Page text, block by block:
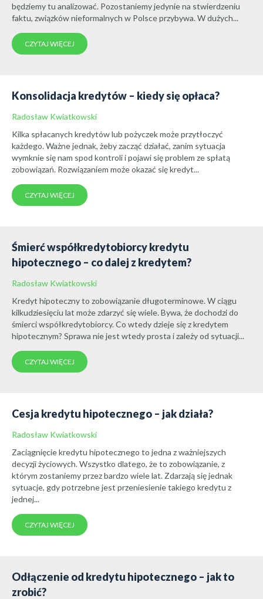
będziemy tu analizować. Pozostaniemy jedynie na stwierdzeniu
faktu, związków nieformalnych w Polsce przybywa. W dużych...
CZYTAJ WIĘCEJ
Konsolidacja kredytów – kiedy się opłaca?
Radosław Kwiatkowski
Kilka spłacanych kredytów lub pożyczek może przytłoczyć
każdego. Ważne jednak, żeby zacząć działać, zanim sytuacja
wymknie się nam spod kontroli i pojawi się problem ze spłatą
zobowiązań. Rozwiązaniem może okazać się kredyt...
CZYTAJ WIĘCEJ
Śmierć współkredytobiorcy kredytu
hipotecznego – co dalej z kredytem?
Radosław Kwiatkowski
Kredyt hipoteczny to zobowiązanie długoterminowe. W ciągu
kilkudziesięciu lat może zdarzyć się wiele. Bywa, że dochodzi do
śmierci współkredytobiorcy. Co wtedy dzieje się z kredytem
hipotecznym? Sprawa nie jest wtedy prosta i zależy od sytuacji...
CZYTAJ WIĘCEJ
Cesja kredytu hipotecznego – jak działa?
Radosław Kwiatkowski
Zaciągnięcie kredytu hipotecznego to jedna z ważniejszych
decyzji życiowych. Wszystko dlatego, że to zobowiązanie, z
którym zostaniemy przez bardzo wiele lat. Zdarzają się jednak
sytuacje, gdy potrzebne jest przeniesienie takiego kredytu z
jednej...
CZYTAJ WIĘCEJ
Odłączenie od kredytu hipotecznego – jak to
zrobić?